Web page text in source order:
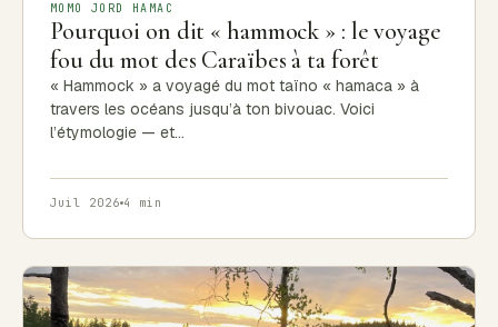
MOMO JORD HAMAC
Pourquoi on dit « hammock » : le voyage
fou du mot des Caraïbes à ta forêt
« Hammock » a voyagé du mot taïno « hamaca » à
travers les océans jusqu’à ton bivouac. Voici
l’étymologie — et…
Juil 2026 4 min